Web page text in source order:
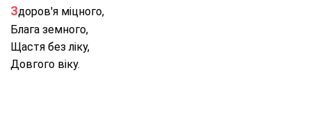
Здоров'я міцного,
Блага земного,
Щастя без ліку,
Довгого віку.